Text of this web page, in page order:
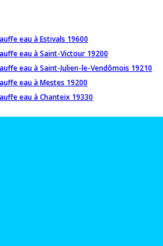
eau à Estivals 19600
eau à Saint-Victour 19200
eau à Saint-Julien-le-Vendômois 19210
eau à Mestes 19200
eau à Chanteix 19330